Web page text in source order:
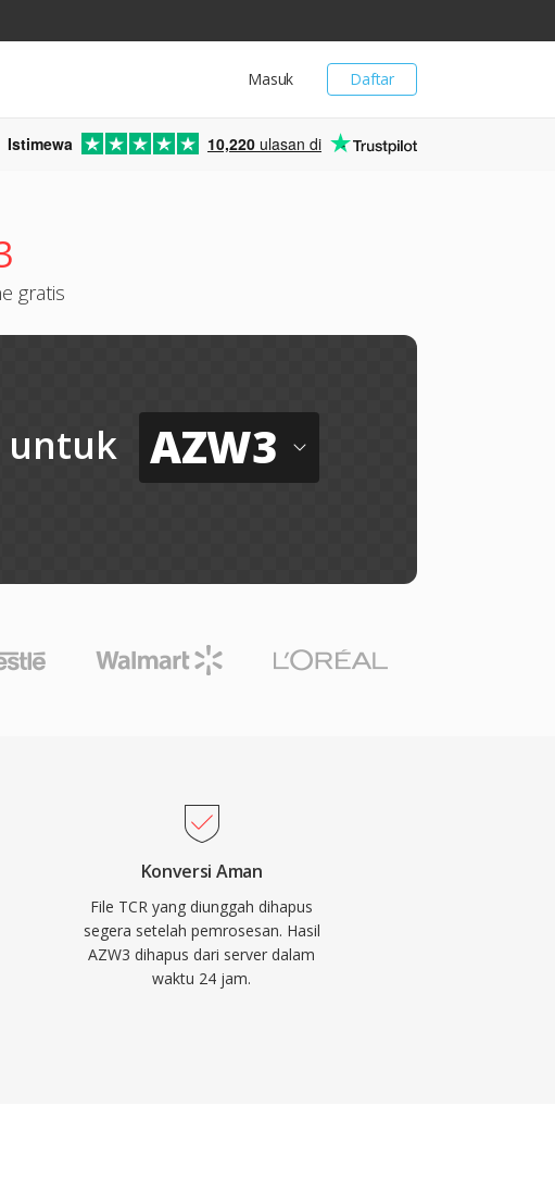
Daftar
Masuk
Istimewa 10,220 ulasan di
gratis
untuk AZW3
Konversi Aman
File TCR yang diunggah dihapus
segera setelah pemrosesan. Hasil
AZW3 dihapus dari server dalam
waktu 24 jam.